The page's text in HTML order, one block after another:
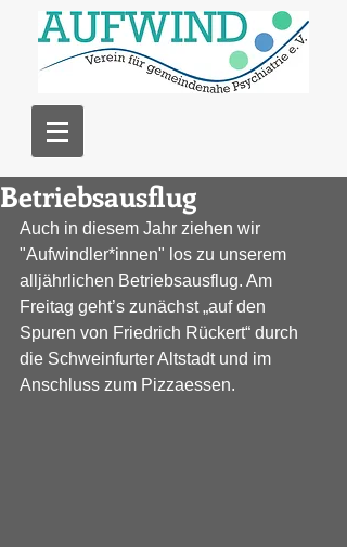
Betriebsausflug
Auch in diesem Jahr ziehen wir
"Aufwindler*innen" los zu unserem
alljährlichen Betriebsausflug. Am
Freitag geht’s zunächst „auf den
Spuren von Friedrich Rückert“ durch
die Schweinfurter Altstadt und im
Anschluss zum Pizzaessen.